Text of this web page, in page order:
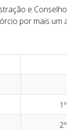
e
por mais um